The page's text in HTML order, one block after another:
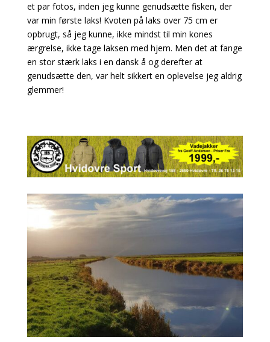
et par fotos, inden jeg kunne genudsætte fisken, der
var min første laks! Kvoten på laks over 75 cm er
opbrugt, så jeg kunne, ikke mindst til min kones
ærgrelse, ikke tage laksen med hjem. Men det at fange
en stor stærk laks i en dansk å og derefter at
genudsætte den, var helt sikkert en oplevelse jeg aldrig
glemmer!